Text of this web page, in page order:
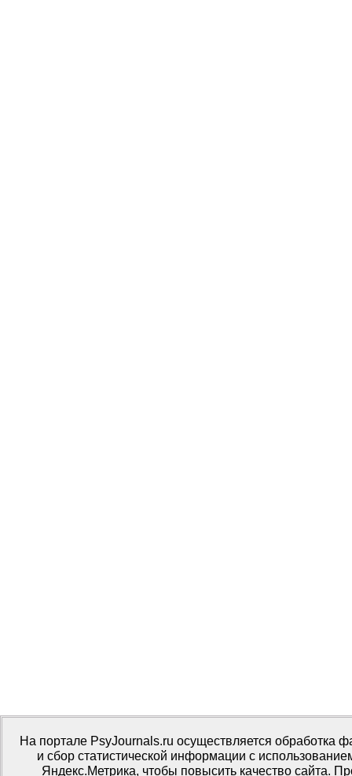
На портале PsyJournals.ru осуществляется обработка
и сбор статистической информации с
Яндекс.Метрика, чтобы повысить качество сайта.